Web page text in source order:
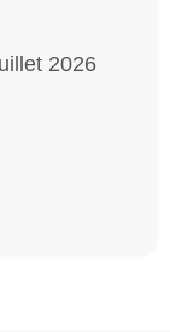
2026